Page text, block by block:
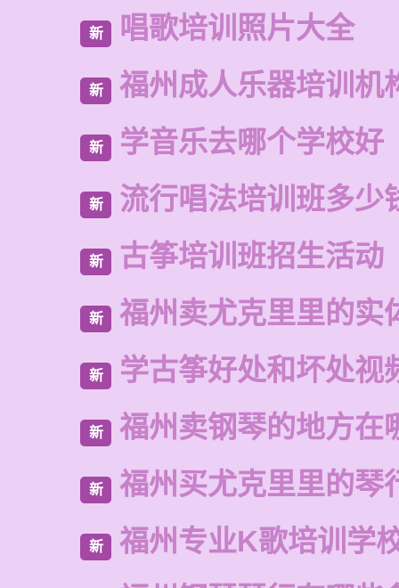
新 唱歌培训照片大全
新 福州成人乐器培训机
新 学音乐去哪个学校好
新 流行唱法培训班多少
新 古筝培训班招生活动
新 福州卖尤克里里的实
新 学古筝好处和坏处视
新 福州卖钢琴的地方在
新 福州买尤克里里的琴
新
福州专业K歌培训学